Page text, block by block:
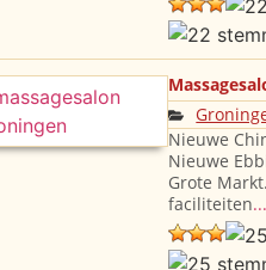
Nieuwe
Nieuwe
Grote
faciliteiten